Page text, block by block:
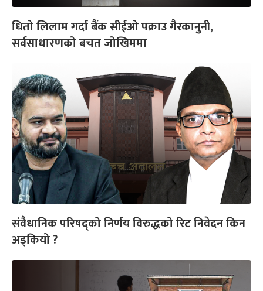
धितो लिलाम गर्दा बैंक सीईओ पक्राउ गैरकानुनी,
सर्वसाधारणको बचत जोखिममा
संवैधानिक परिषद्को निर्णय विरुद्धको रिट निवेदन किन
अड्कियो ?